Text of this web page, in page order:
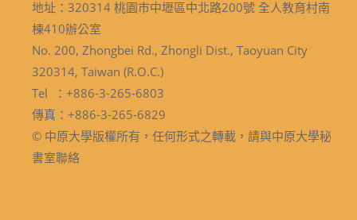
地址：320314 桃園市中壢區中北路200號 全人教育村南
棟410辦公室
No. 200, Zhongbei Rd., Zhongli Dist., Taoyuan City
320314, Taiwan (R.O.C.)
Tel ：+886-3-265-6803
傳真：+886-3-265-6829
© 中原大學版權所有，任何形式之轉載，請與中原大學秘
書室聯絡